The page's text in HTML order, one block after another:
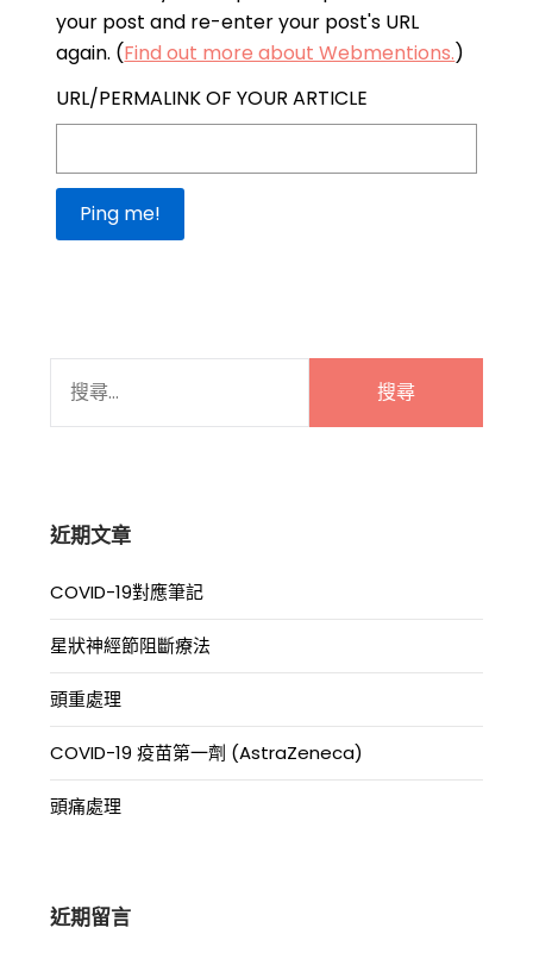
your post and re-enter your post's URL
again. (Find out more about Webmentions.)
URL/PERMALINK OF YOUR ARTICLE
關
近期文章
COVID-19對應筆記
星狀神經節阻斷療法
頭重處理
COVID-19 疫苗第一劑 (AstraZeneca)
頭痛處理
近期留言